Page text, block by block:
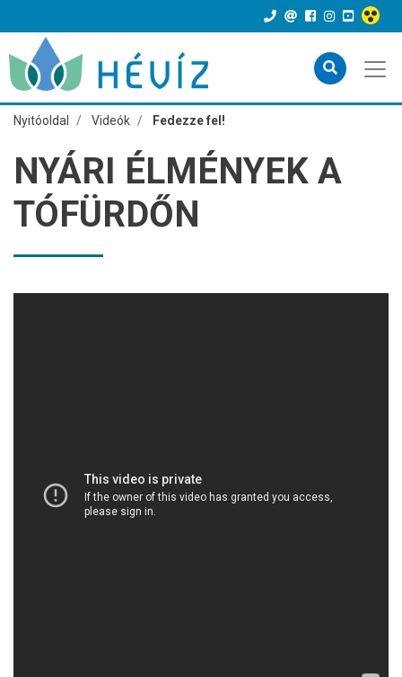
Nyitóoldal Videók Fedezze fel!
NYÁRI ÉLMÉNYEK A
TÓFÜRDŐN